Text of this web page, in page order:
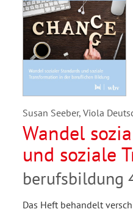
Susan Seeber, Viola
Wandel
und soziale
in der
berufsbildung
Das Heft behandelt